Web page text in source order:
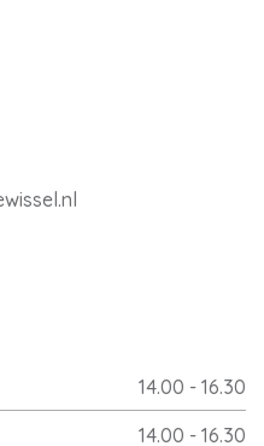
14.00 - 16.30
14.00 - 16.30